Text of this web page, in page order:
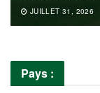
JUILLET 31, 2026
Pays :